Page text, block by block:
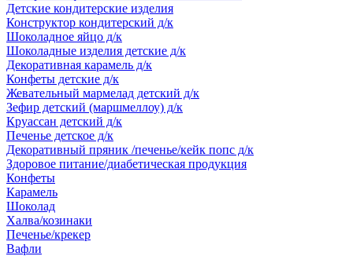
Детские кондитерские изделия
Конструктор кондитерский д/к
Шоколадное яйцо д/к
Шоколадные изделия детские д/к
Декоративная карамель д/к
Конфеты детские д/к
Жевательный мармелад детский д/к
Зефир детский (маршмеллоу) д/к
Круассан детский д/к
Печенье детское д/к
Декоративный пряник /печенье/кейк попс д/к
Здоровое питание/диабетическая продукция
Конфеты
Карамель
Шоколад
Халва/козинаки
Печенье/крекер
Вафли